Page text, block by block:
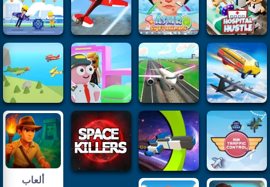
ألعاب